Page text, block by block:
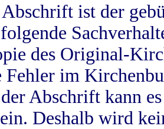
ist der
des Original-
Fehler im
Abschrift kann
Deshalb wird